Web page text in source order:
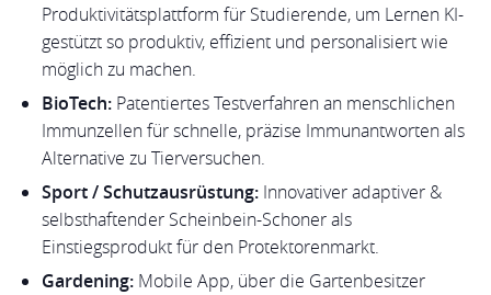
Produktivitätsplattform für Studierende, um Lernen KI-
gestützt so produktiv, effizient und personalisiert wie
möglich zu machen.
BioTech: Patentiertes Testverfahren an menschlichen
Immunzellen für schnelle, präzise Immunantworten als
Alternative zu Tierversuchen.
Sport / Schutzausrüstung: Innovativer adaptiver &
selbsthaftender Scheinbein-Schoner als
Einstiegsprodukt für den Protektorenmarkt.
Gardening: Mobile App, über die Gartenbesitzer